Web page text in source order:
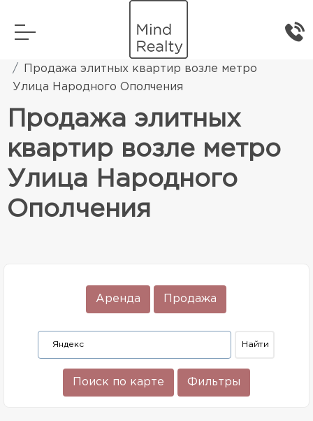
Элитная жилая недвижимость
Продажа элитных квартир возле метро
Улица Народного Ополчения
Продажа элитных
квартир возле метро
Улица Народного
Ополчения
Аренда Продажа
Поиск по карте Фильтры